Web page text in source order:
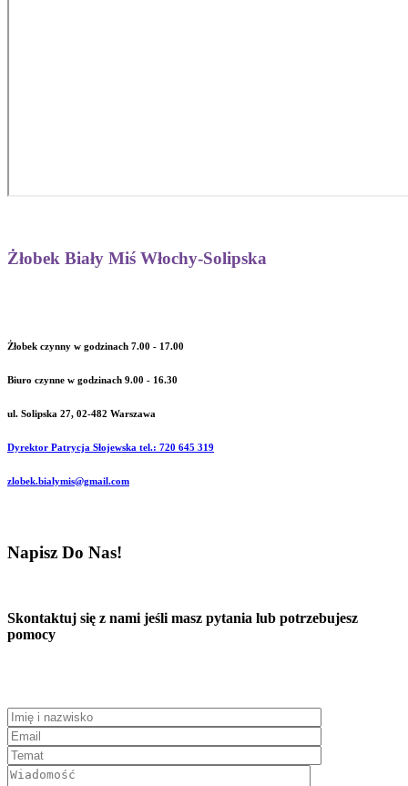
Żłobek Biały Miś Włochy-Solipska
Żłobek czynny w godzinach 7.00 - 17.00
Biuro czynne w godzinach 9.00 - 16.30
ul. Solipska 27, 02-482 Warszawa
Dyrektor Patrycja Słojewska tel.: 720 645 319
zlobek.bialymis@gmail.com
Napisz Do Nas!
Skontaktuj się z nami jeśli masz pytania lub potrzebujesz
pomocy